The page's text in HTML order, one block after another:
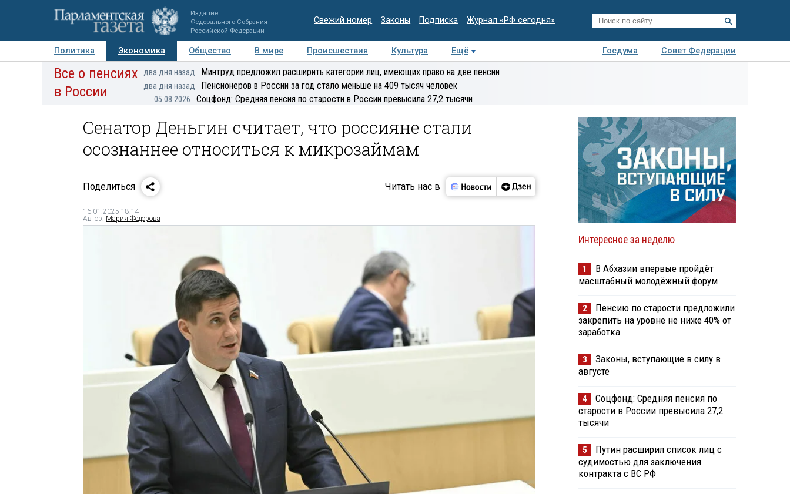
Издание
Федерального Собрания
Российской Федерации
Свежий номер Законы Подписка Журнал «РФ сегодня»
Политика Экономика Общество В мире Происшествия Культура Ещё Госдума
Совет Федерации
Авторы Персоны Мнения Регионы Медиацентр Интервью Колумнисты
Деловая
Все о пенсиях
в России
два дня назад Минтруд предложил расширить категории лиц, имеющих право на две пенсии
два дня назад Пенсионеров в России за год стало меньше на 409 тысяч человек
05.08.2026 Соцфонд: Средняя пенсия по старости в России превысила 27,2 тысячи
Сенатор Деньгин считает, что россияне стали
осознаннее относиться к микрозаймам
Поделиться Читать нас в
16.01.2025 18:14
Автор: Мария Федорова
Интересное за неделю
1
В Абхазии впервые пройдёт
масштабный молодёжный форум
2
Пенсию по старости предложили
закрепить на уровне не ниже 40% от
заработка
3
Законы, вступающие в силу в
августе
4
Соцфонд: Средняя пенсия по
старости в России превысила 27,2
тысячи
5
Путин расширил список лиц с
судимостью для заключения
контракта с ВС РФ